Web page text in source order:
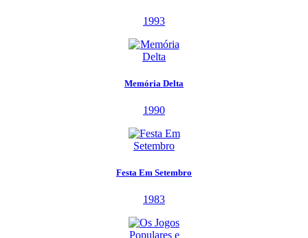
1993
Memória Delta
1990
Festa Em Setembro
1983